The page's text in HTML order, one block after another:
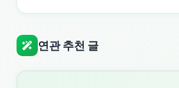
연관 추천 글